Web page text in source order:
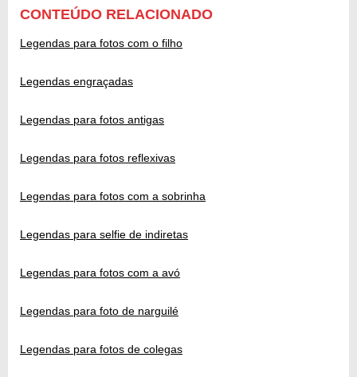
CONTEÚDO RELACIONADO
Legendas para fotos com o filho
Legendas engraçadas
Legendas para fotos antigas
Legendas para fotos reflexivas
Legendas para fotos com a sobrinha
Legendas para selfie de indiretas
Legendas para fotos com a avó
Legendas para foto de narguilé
Legendas para fotos de colegas